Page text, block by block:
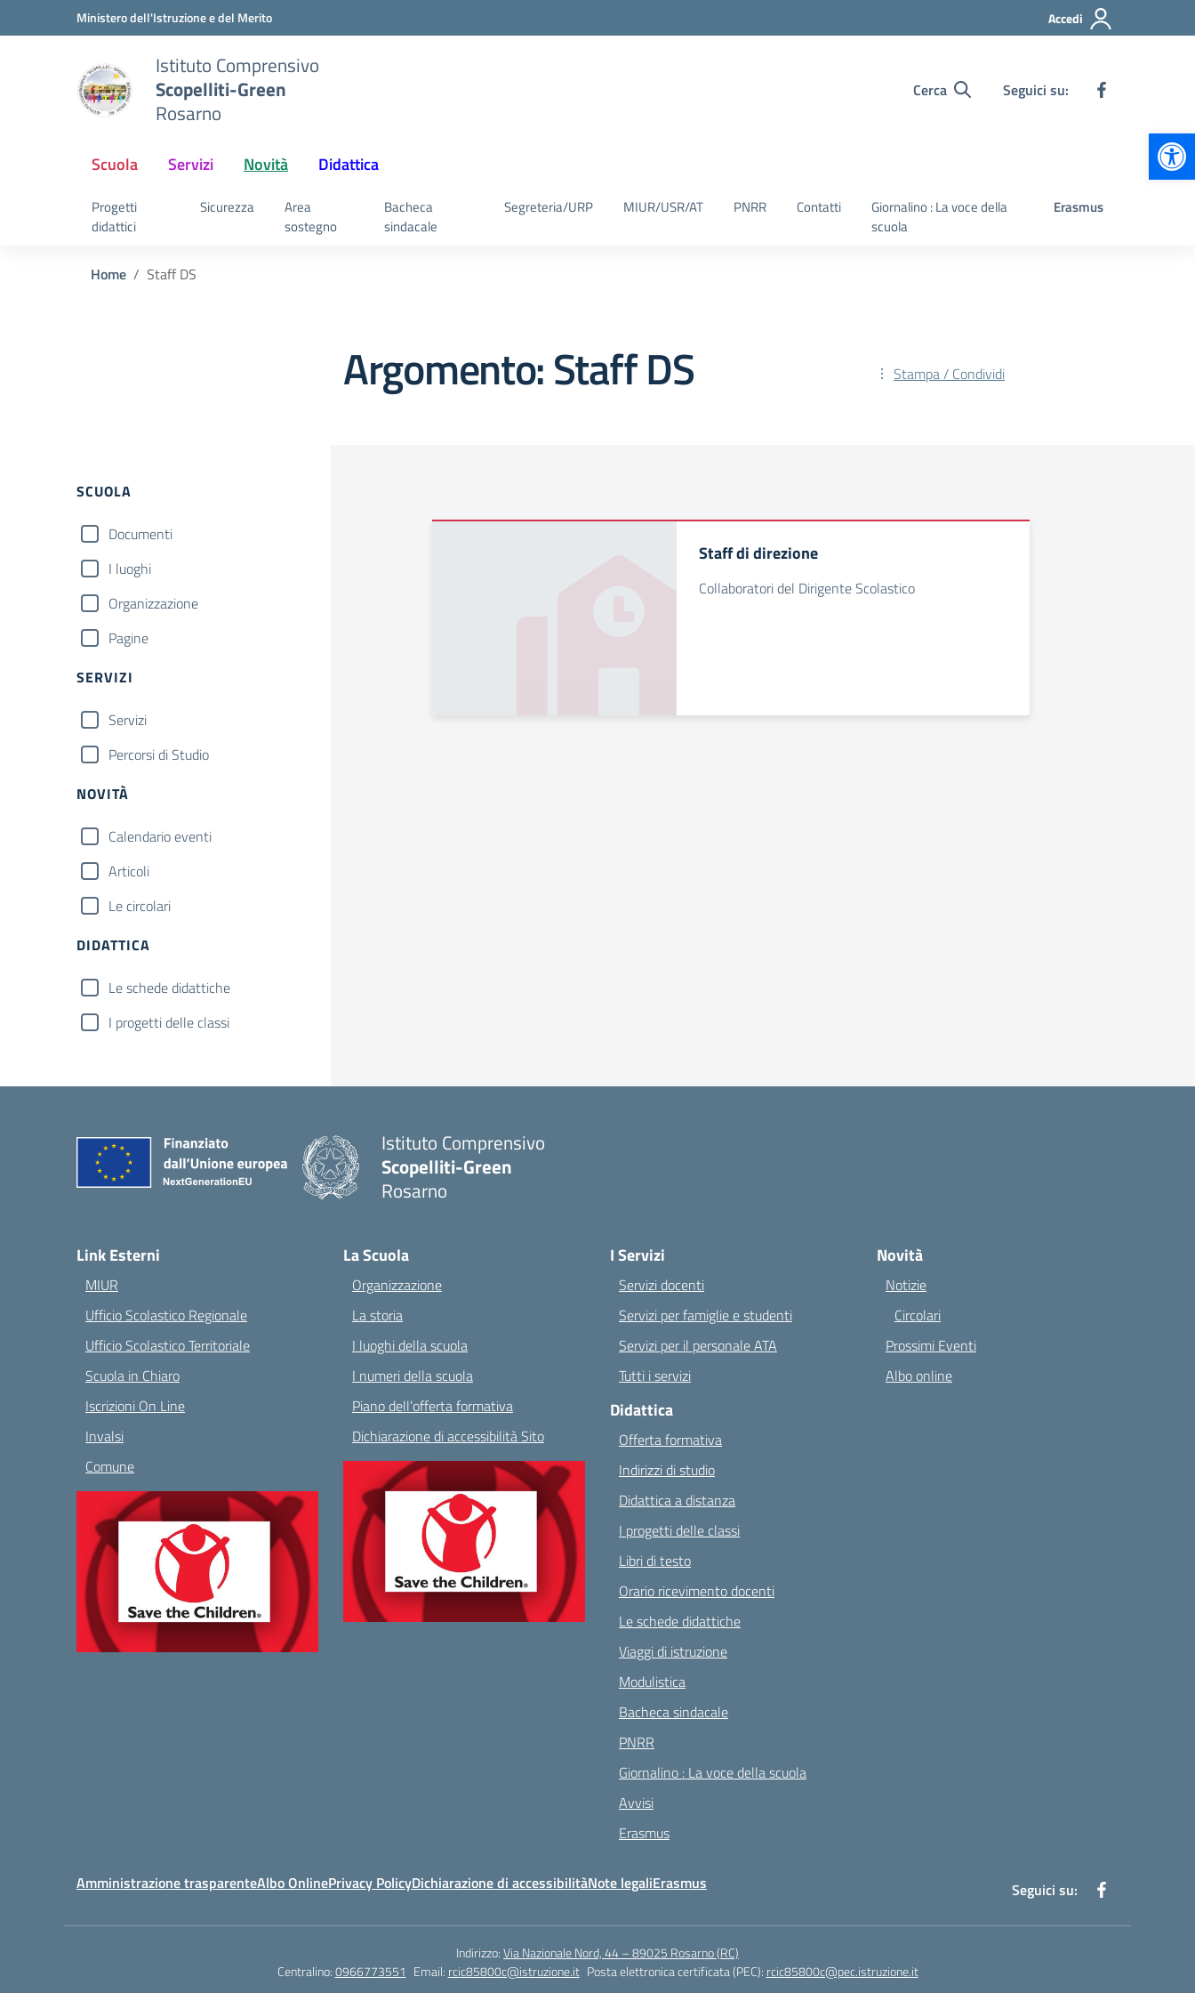
Vai ai contenuti
Vai al menu di navigazioneMinistero dell'Istruzione e del Merito Accedi
Istituto Comprensivo
Scopelliti-Green
Rosarno
Cerca Seguici su:
Scuola Servizi Novità Didattica
Progetti
didattici
Sicurezza
Area
sostegno
Bacheca
sindacale
Segreteria/URP MIUR/USR/AT PNRR Contatti
Giornalino : La voce della
scuola
Erasmus
Home Staff DS
Argomento: Staff DS Stampa / Condividi
Filtri
SCUOLA
Documenti
I luoghi
Organizzazione
Pagine
SERVIZI
Servizi
Percorsi di Studio
NOVITÀ
Calendario eventi
Articoli
Le circolari
DIDATTICA
Le schede didattiche
I progetti delle classi
Staff di direzione
Collaboratori del Dirigente Scolastico
Istituto Comprensivo
Scopelliti-Green
Rosarno
Link Esterni
MIUR
Ufficio Scolastico Regionale
Ufficio Scolastico Territoriale
Scuola in Chiaro
Iscrizioni On Line
Invalsi
Comune
La Scuola
Organizzazione
La storia
I luoghi della scuola
I numeri della scuola
Piano dell’offerta formativa
Dichiarazione di accessibilità Sito
I Servizi
Servizi docenti
Servizi per famiglie e studenti
Servizi per il personale ATA
Tutti i servizi
Didattica
Offerta formativa
Indirizzi di studio
Didattica a distanza
I progetti delle classi
Libri di testo
Orario ricevimento docenti
Le schede didattiche
Viaggi di istruzione
Modulistica
Bacheca sindacale
PNRR
Giornalino : La voce della scuola
Avvisi
Erasmus
Novità
Notizie
Circolari
Prossimi Eventi
Albo online
Amministrazione trasparenteAlbo OnlinePrivacy PolicyDichiarazione di accessibilitàNote legaliErasmus Seguici su:
Indirizzo:Via Nazionale Nord, 44 – 89025 Rosarno (RC)
Centralino:0966773551 Email: rcic85800c@istruzione.it Posta elettronica certificata (PEC): rcic85800c@pec.istruzione.it